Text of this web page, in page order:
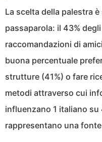
La scelta della palestra
passaparola: il 43%
raccomandazioni di
buona percentuale
strutture (41%) o fare
metodi attraverso cui
influenzano 1 italiano
rappresentano una fonte